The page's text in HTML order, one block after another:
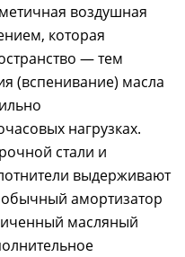
воздушная
которая
— тем
(вспенивание) масла
нагрузках.
стали и
выдерживают
обычный амортизатор
масляный